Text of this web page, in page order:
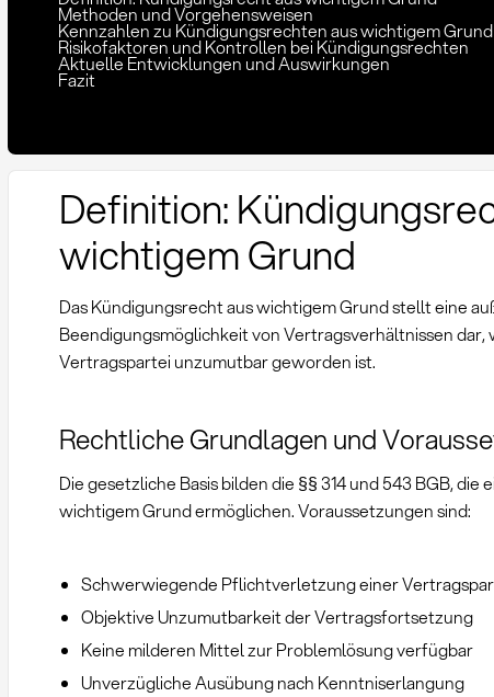
Methoden und Vorgehensweisen
Kennzahlen zu Kündigungsrechten aus wichtigem Grund
Risikofaktoren und Kontrollen bei Kündigungsrechten
Aktuelle Entwicklungen und Auswirkungen
Fazit
Definition:
wichtigem Grund
Das Kündigungsrecht aus wichtigem Grund stellt eine
Beendigungsmöglichkeit von Vertragsverhältnissen
Vertragspartei unzumutbar geworden ist.
Rechtliche Grundlagen und
Die gesetzliche Basis bilden die §§ 314 und 543 BGB, die
wichtigem Grund ermöglichen. Voraussetzungen sind:
Schwerwiegende Pflichtverletzung einer
Objektive Unzumutbarkeit der Vertragsfortsetzung
Keine milderen Mittel zur Problemlösung verfügbar
Unverzügliche Ausübung nach Kenntniserlangung